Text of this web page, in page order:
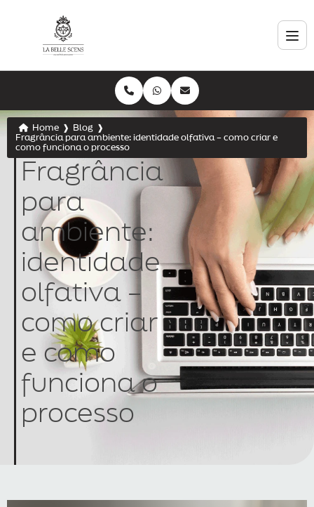
Home ❱ Blog
❱
Fragrância para ambiente: identidade olfativa – como criar e
como funciona o processo
Fragrância
para
ambiente:
identidade
olfativa –
como criar
e como
funciona o
processo